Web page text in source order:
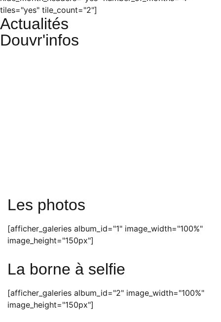
tiles="yes" tile_count="2"]
Actualités
Douvr'infos
Les photos
[afficher_galeries album_id="1" image_width="100%"
image_height="150px"]
La borne à selfie
[afficher_galeries album_id="2" image_width="100%"
image_height="150px"]